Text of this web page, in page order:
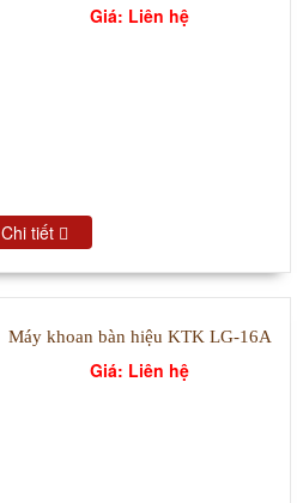
Giá: Liên hệ
Chi tiết
Máy khoan bàn hiệu KTK LG-16A
Giá: Liên hệ